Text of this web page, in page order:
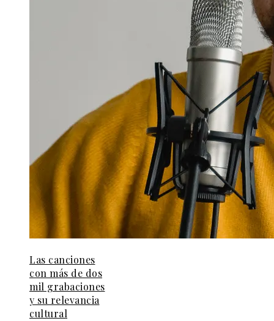
Las canciones
con más de dos
mil grabaciones
y su relevancia
cultural